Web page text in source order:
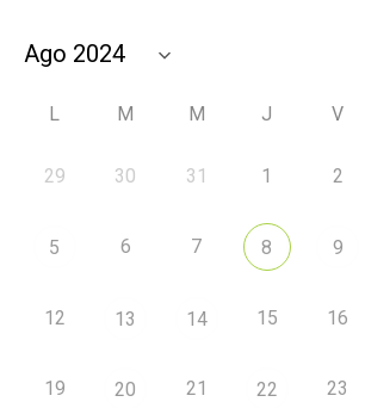
L M M J V
29 30 31 1 2
5 6 7 8 9
12 13 14 15 16
19 20 21 22 23